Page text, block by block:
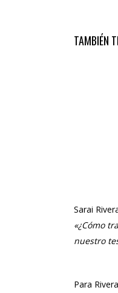
TAMBIÉN
Sarai
«¿Cómo
nuestro
Para Rivera